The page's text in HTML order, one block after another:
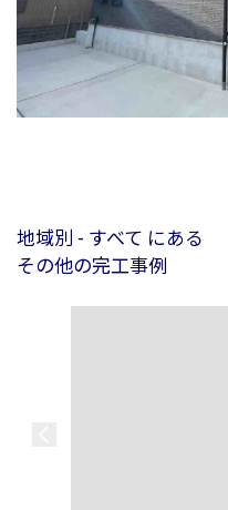
地域別 - すべて にある
その他の完工事例